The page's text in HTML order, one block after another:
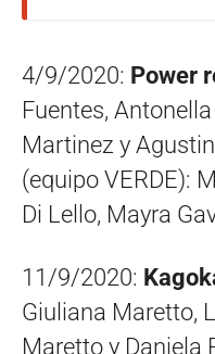
4/9/2020: Power
Fuentes,
Martinez y
(equipo VERDE):
Di Lello, Mayra
11/9/2020:
Giuliana Maretto,
Maretto y Daniela